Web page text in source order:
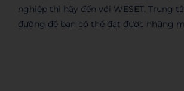
nghiệp thì hãy đến với WESET. Trung
đường để bạn có thể đạt được những